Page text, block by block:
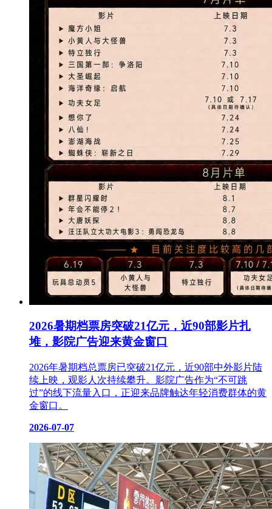
2026暑期档票房突破21亿元，近90部影片扎
堆，影院广告迎来黄金窗口
2026年暑期档总票房已突破21亿元，近90部中外影片陆
续上映，观影人次持续攀升。影院广告作为“不可跳
过”的线下流量入口，正迎来品牌触达年轻消费群体的黄
金窗口。
2026-07-07